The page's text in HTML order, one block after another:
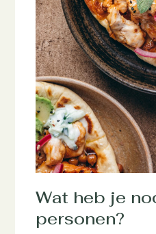
Wat heb je
personen?